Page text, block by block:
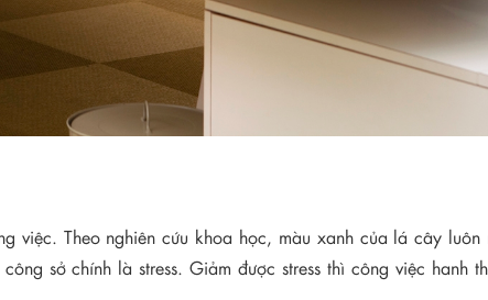
Theo nghiên cứu khoa học, màu xanh của lá cây
sở chính là stress. Giảm được stress thì công việc hanh